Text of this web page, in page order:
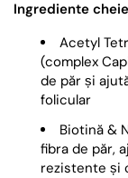
Ingrediente
Acetyl
(complex
de păr și
folicular
Biotină &
fibra de păr,
rezistente și